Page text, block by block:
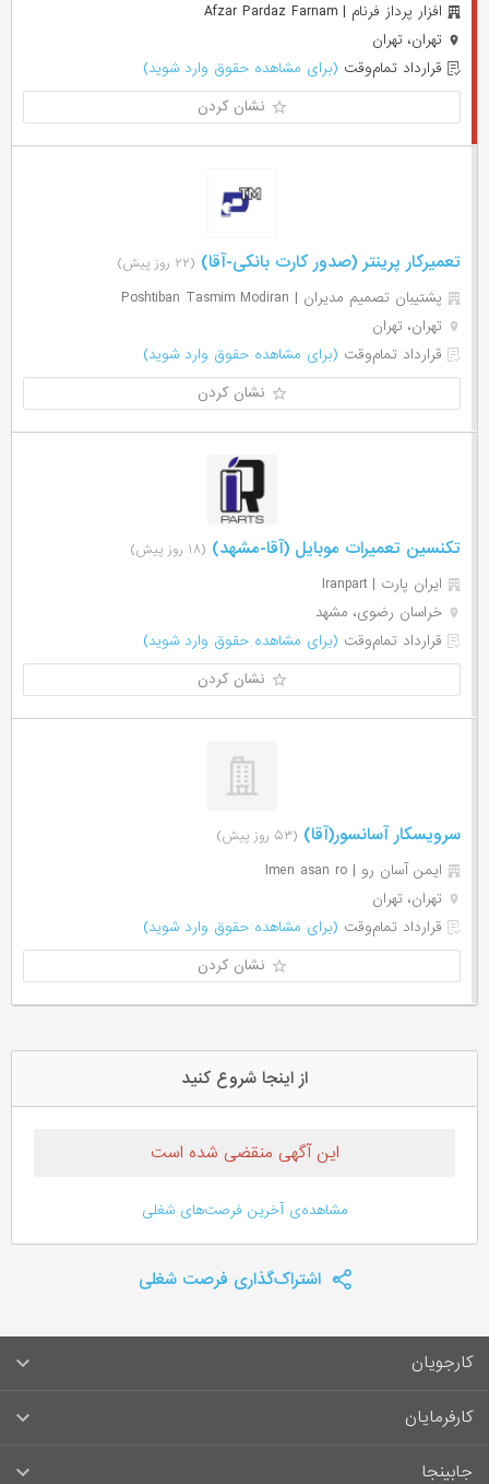
افزار پرداز فرنام | Afzar Pardaz Farnam
تهران، تهران
قرارداد تمام‌وقت (برای مشاهده حقوق وارد شوید)
نشان کردن
تعمیرکار پرینتر (صدور کارت بانکی-آقا) (۲۲ روز پیش)
پشتیبان تصمیم مدیران | Poshtiban Tasmim Modiran
تهران، تهران
قرارداد تمام‌وقت (برای مشاهده حقوق وارد شوید)
نشان کردن
تکنسین تعمیرات موبایل (آقا-مشهد) (۱۸ روز پیش)
ایران پارت | Iranpart
خراسان رضوی، مشهد
قرارداد تمام‌وقت (برای مشاهده حقوق وارد شوید)
نشان کردن
سرویسکار آسانسور(آقا) (۵۳ روز پیش)
ایمن آسان رو | Imen asan ro
تهران، تهران
قرارداد تمام‌وقت (برای مشاهده حقوق وارد شوید)
نشان کردن
از اینجا شروع کنید
این آگهی منقضی شده است
مشاهده‌ی آخرین فرصت‌های شغلی
اشتراک‌گذاری فرصت شغلی
کارجویان
سوالات متداول کارجویان
کارفرمایان
راهنمای ثبت آگهی استخدام
جابینجا